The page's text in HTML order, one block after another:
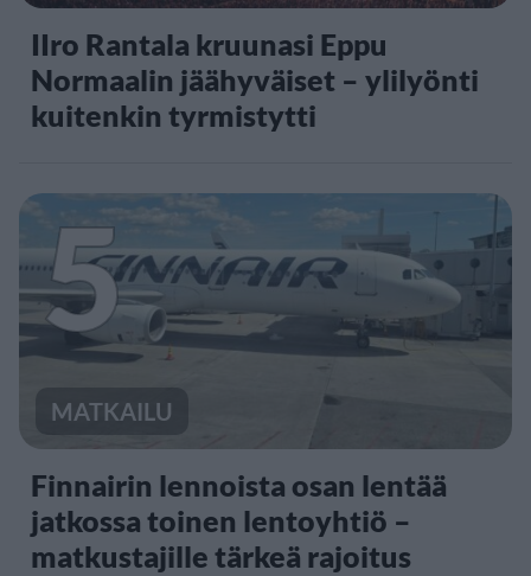
IIro Rantala kruunasi Eppu
Normaalin jäähyväiset – ylilyönti
kuitenkin tyrmistytti
5
MATKAILU
Finnairin lennoista osan lentää
jatkossa toinen lentoyhtiö –
matkustajille tärkeä rajoitus